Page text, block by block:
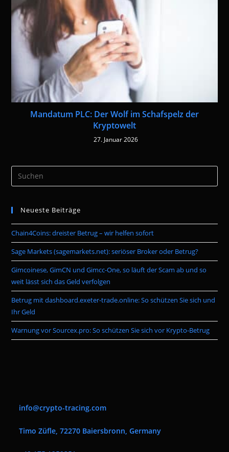
Mandatum PLC: Der Wolf im Schafspelz der
Kryptowelt
27. Januar 2026
the
Neueste Beiträge
Chain4Coins: dreister Betrug – wir helfen sofort
Sage Markets (sagemarkets.net): seriöser Broker oder Betrug?
Gimcoinese, GimCN und Gimcc-One, so läuft der Scam ab und so
weit lässt sich das Geld verfolgen
Betrug mit dashboard.exeter-trade.online: So schützen Sie sich und
Ihr Geld
Warnung vor Sourcex.pro: So schützen Sie sich vor Krypto-Betrug
info@crypto-tracing.com
Timo Züfle, 72270 Baiersbronn, Germany